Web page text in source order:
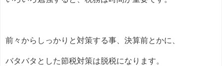
前々からしっかりと対策する事、決算前とかに、
バタバタとした節税対策は脱税になります。